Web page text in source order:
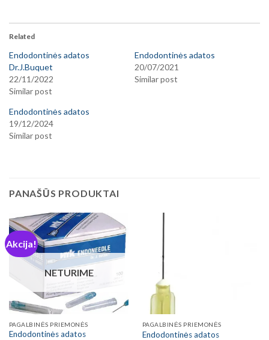
Related
Endodontinės adatos
Dr.J.Buquet
22/11/2022
Similar post
Endodontinės adatos
20/07/2021
Similar post
Endodontinės adatos
19/12/2024
Similar post
PANAŠŪS PRODUKTAI
Akcija!
NETURIME
PAGALBINĖS PRIEMONĖS
Endodontinės adatos
PAGALBINĖS PRIEMONĖS
Endodontinės adatos